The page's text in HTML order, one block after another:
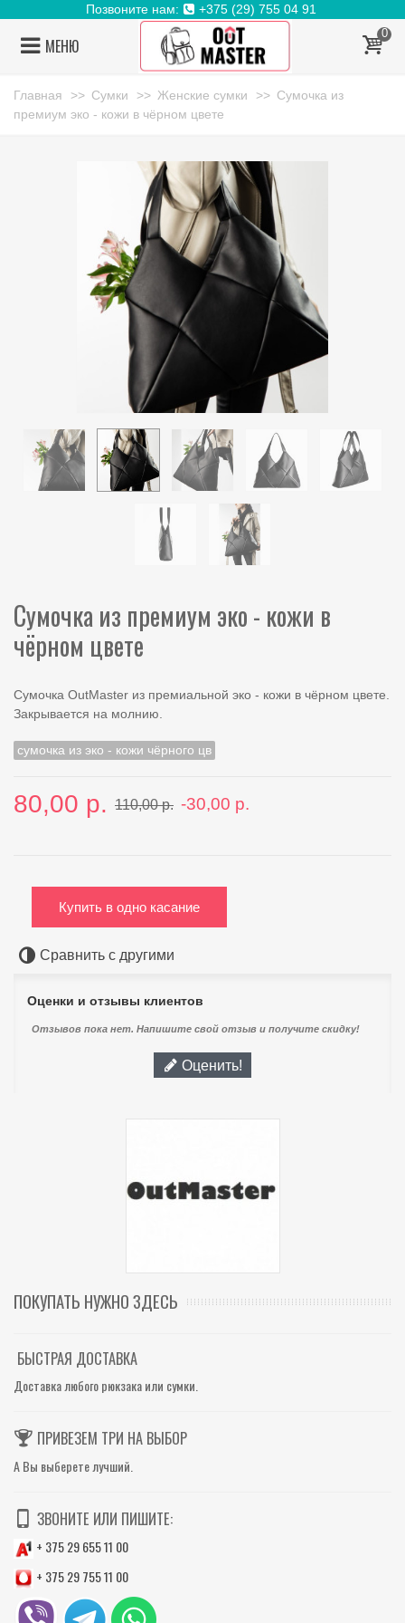
Позвоните нам: +375 (29) 755 04 91
МЕНЮ
0
Главная >> Сумки >> Женские сумки >> Сумочка из
премиум эко - кожи в чёрном цвете
Сумочка из премиум эко - кожи в
чёрном цвете
Сумочка OutMaster из премиальной эко - кожи в чёрном цвете.
Закрывается на молнию.
сумочка из эко - кожи чёрного цв
80,00 р. 110,00 р. -30,00 р.
Купить в одно касание
Сравнить с другими
Оценки и отзывы клиентов
Отзывов пока нет. Напишите свой отзыв и получите скидку!
Оценить!
ПОКУПАТЬ НУЖНО ЗДЕСЬ
БЫСТРАЯ ДОСТАВКА
Доставка любого рюкзака или сумки.
ПРИВЕЗЕМ ТРИ НА ВЫБОР
А Вы выберете лучший.
ЗВОНИТЕ ИЛИ ПИШИТЕ:
+ 375 29 655 11 00
+ 375 29 755 11 00